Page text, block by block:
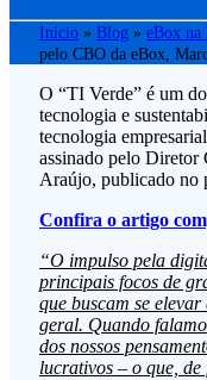
Início » Blog » eBox na
pelo CBO da eBox,
O “TI Verde” é um
tecnologia e
tecnologia
assinado pelo
Araújo, publicado no
Confira o artigo
“O impulso pela
principais focos de
que buscam se
geral. Quando
dos nossos
lucrativos – o que,